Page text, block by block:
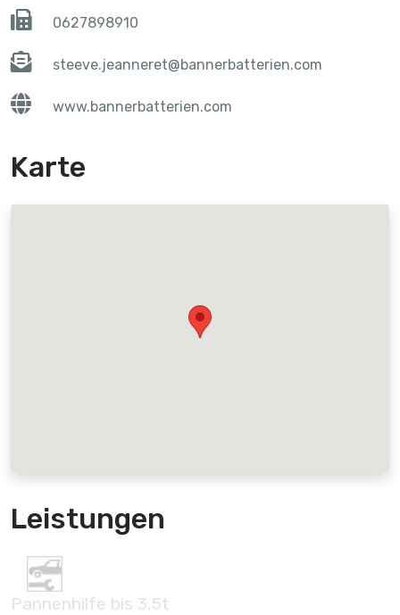
0627898910
steeve.jeanneret@bannerbatterien.com
www.bannerbatterien.com
Karte
Leistungen
Pannenhilfe bis 3,5t